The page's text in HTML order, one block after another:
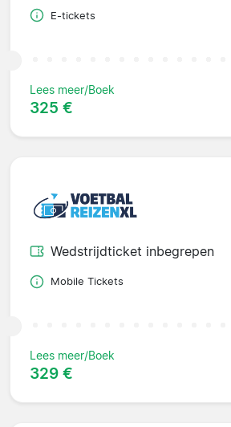
E-tickets
Lees meer/Boek
325 €
Wedstrijdticket inbegrepen
Mobile Tickets
Lees meer/Boek
329 €